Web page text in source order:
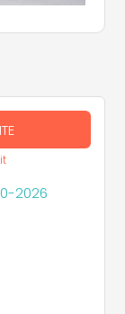
2026